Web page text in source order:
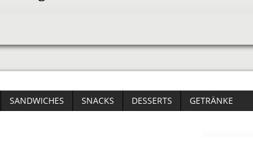
SANDWICHES SNACKS DESSERTS GETRÄNKE